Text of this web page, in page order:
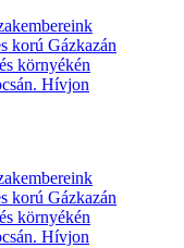
korú Gázkazán
környékén
Hívjon
korú Gázkazán
környékén
Hívjon